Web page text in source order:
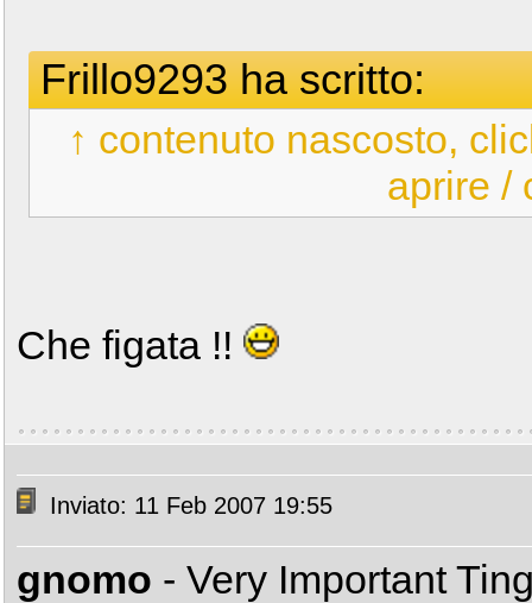
Frillo9293 ha scritto:
↑ contenuto nascosto,
aprire /
Che figata !!
Inviato: 11 Feb 2007 19:55
gnomo - Very Important